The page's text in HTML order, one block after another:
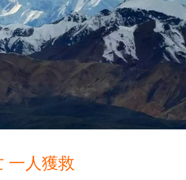
一人獲救